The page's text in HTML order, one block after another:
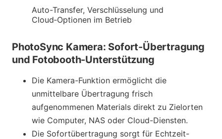
Auto-Transfer, Verschlüsselung und
Cloud‑Optionen im Betrieb
PhotoSync Kamera: Sofort-Übertragung
und Fotobooth-Unterstützung
Die Kamera-Funktion ermöglicht die
unmittelbare Übertragung frisch
aufgenommenen Materials direkt zu Zielorten
wie Computer, NAS oder Cloud-Diensten.
Die Sofortübertragung sorgt für Echtzeit-